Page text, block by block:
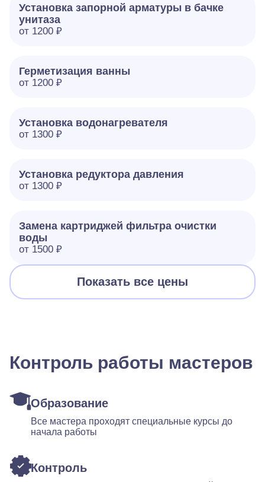
Установка запорной арматуры в бачке
унитаза
от 1200 ₽
Герметизация ванны
от 1200 ₽
Установка водонагревателя
от 1300 ₽
Установка редуктора давления
от 1300 ₽
Замена картриджей фильтра очистки
воды
от 1500 ₽
Показать все цены
Контроль работы мастеров
Образование
Все мастера проходят специальные курсы до
начала работы
Контроль